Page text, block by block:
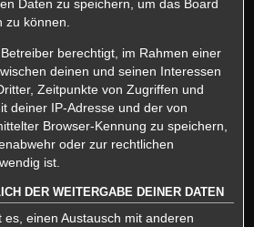
Daten zu speichern, um das Board
können.
berechtigt, im Rahmen einer
deinen und seinen Interessen
Zeitpunkte von Zugriffen und
deiner IP-Adresse und der von
Browser-Kennung zu speichern,
oder zur rechtlichen
ist.
DER WEITERGABE DEINER DATEN
einen Austausch mit anderen